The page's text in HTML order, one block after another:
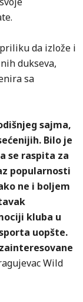
da izlože i
dukseva,
sa
sajma,
Bilo je
se raspita za
popularnosti
ne i boljem
kluba u
uopšte.
Wild